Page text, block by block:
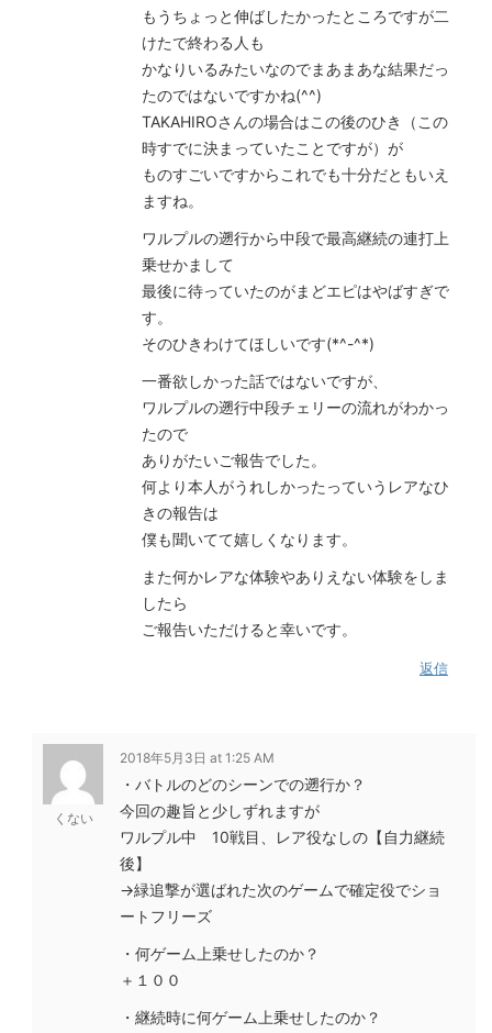
もうちょっと伸ばしたかったところですが二
けたで終わる人も
かなりいるみたいなのでまあまあな結果だっ
たのではないですかね(^^)
TAKAHIROさんの場合はこの後のひき（この
時すでに決まっていたことですが）が
ものすごいですからこれでも十分だともいえ
ますね。
ワルプルの遡行から中段で最高継続の連打上
乗せかまして
最後に待っていたのがまどエピはやばすぎで
す。
そのひきわけてほしいです(*^-^*)
一番欲しかった話ではないですが、
ワルプルの遡行中段チェリーの流れがわかっ
たので
ありがたいご報告でした。
何より本人がうれしかったっていうレアなひ
きの報告は
僕も聞いてて嬉しくなります。
また何かレアな体験やありえない体験をしま
したら
ご報告いただけると幸いです。
返信
くない
2018年5月3日 at 1:25 AM
・バトルのどのシーンでの遡行か？
今回の趣旨と少しずれますが
ワルプル中 10戦目、レア役なしの【自力継続
後】
→緑追撃が選ばれた次のゲームで確定役でショ
ートフリーズ
・何ゲーム上乗せしたのか？
＋１００
・継続時に何ゲーム上乗せしたのか？